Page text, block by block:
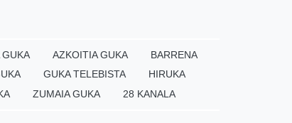
AZKOITIA GUKA
BARRENA
GUKA TELEBISTA
HIRUKA
ZUMAIA GUKA 28 KANALA